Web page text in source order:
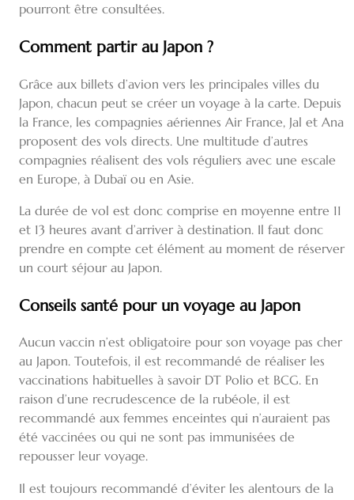
pourront être consultées.
Comment partir au Japon ?
Grâce aux billets d’avion vers les principales villes du
Japon, chacun peut se créer un voyage à la carte. Depuis
la France, les compagnies aériennes Air France, Jal et Ana
proposent des vols directs. Une multitude d’autres
compagnies réalisent des vols réguliers avec une escale
en Europe, à Dubaï ou en Asie.
La durée de vol est donc comprise en moyenne entre 11
et 13 heures avant d’arriver à destination. Il faut donc
prendre en compte cet élément au moment de réserver
un court séjour au Japon.
Conseils santé pour un voyage au Japon
Aucun vaccin n’est obligatoire pour son voyage pas cher
au Japon. Toutefois, il est recommandé de réaliser les
vaccinations habituelles à savoir DT Polio et BCG. En
raison d’une recrudescence de la rubéole, il est
recommandé aux femmes enceintes qui n’auraient pas
été vaccinées ou qui ne sont pas immunisées de
repousser leur voyage.
Il est toujours recommandé d’éviter les alentours de la